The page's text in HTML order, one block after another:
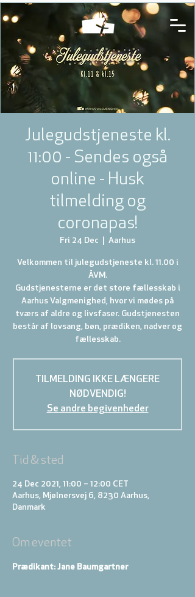
Julegudstjeneste kl.
11:00 - Sendes også
online - Husk
tilmelding og
coronapas!
Fri 24 Dec Aarhus
Velkommen til julegudstjeneste kl. 11.00 i
ÅVM.
Gudstjenesterne er det store fællesskab i
Aarhus Valgmenighed, hvor vi mødes på
tværs af aldre og livsfaser. Gudstjenesten
består af lovsang, bøn, prædiken, nadver og
fællesskab.
TILMELDING IKKE LÆNGERE
NØDVENDIG!
Se andre begivenheder
Tid & sted
24 Dec 2021, 11:00 – 12:00 CET
Aarhus, Mjølnersvej 6, 8230 Aarhus,
Danmark
Om eventet
Prædikant: Jane Baumgartner